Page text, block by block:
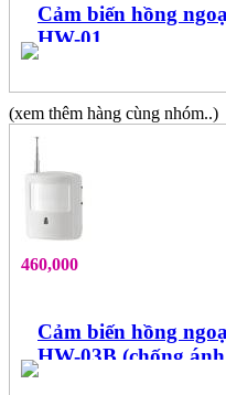
Cảm biến hồng
HW-01
(xem thêm hàng cùng nhóm..)
460,000
Cảm biến hồng
HW-03B (chống